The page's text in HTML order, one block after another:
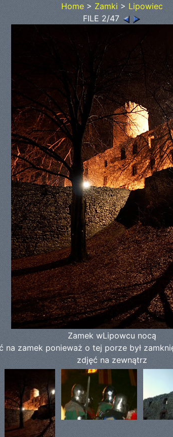
Home> Zamki > Lipowiec
FILE 2/47
Zamek wLipowcu nocą
na zamek ponieważ o tej porze był
zdjęć na zewnątrz